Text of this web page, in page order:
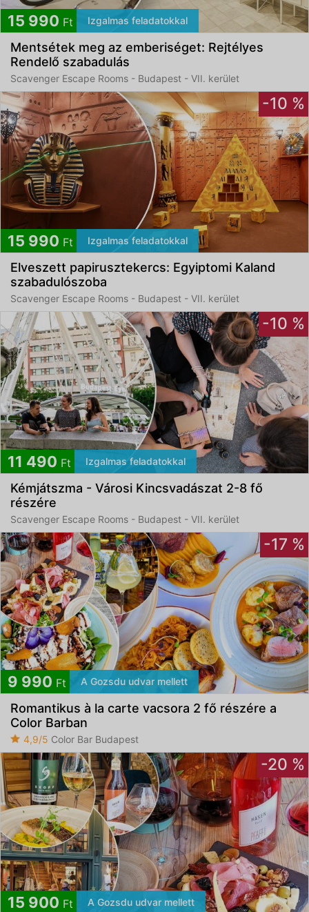
15 990 Ft Izgalmas feladatokkal
Mentsétek meg az emberiséget: Rejtélyes
Rendelő szabadulás
Scavenger Escape Rooms - Budapest - VII. kerület
-10 %
15 990 Ft Izgalmas feladatokkal
Elveszett papirusztekercs: Egyiptomi Kaland
szabadulószoba
Scavenger Escape Rooms - Budapest - VII. kerület
-10 %
11 490 Ft Izgalmas feladatokkal
Kémjátszma - Városi Kincsvadászat 2-8 fő
részére
Scavenger Escape Rooms - Budapest - VII. kerület
-17 %
9 990 Ft A Gozsdu udvar mellett
Romantikus à la carte vacsora 2 fő részére a
Color Barban
4,9/5 Color Bar Budapest
-20 %
15 900 Ft A Gozsdu udvar mellett